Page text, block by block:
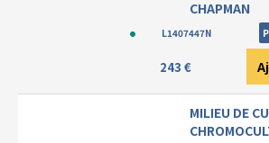
CHAPMAN
L1407447N
243 €
MILIEU DE